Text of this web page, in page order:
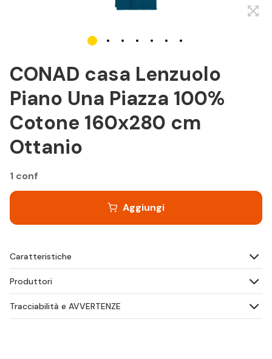
CONAD casa Lenzuolo
Piano Una Piazza 100%
Cotone 160x280 cm
Ottanio
1 conf
Aggiungi
Caratteristiche
Produttori
Tracciabilità e AVVERTENZE